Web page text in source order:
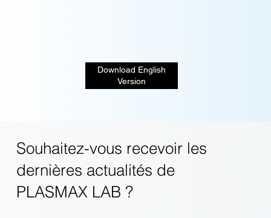
Download English
Version
Souhaitez-vous recevoir les
dernières actualités de
PLASMAX LAB ?